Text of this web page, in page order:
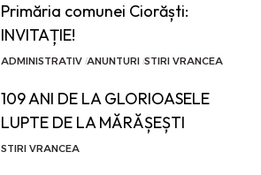
Primăria comunei Ciorăști:
INVITAȚIE!
ADMINISTRATIV ANUNTURI STIRI VRANCEA
109 ANI DE LA GLORIOASELE
LUPTE DE LA MĂRĂȘEȘTI
STIRI VRANCEA